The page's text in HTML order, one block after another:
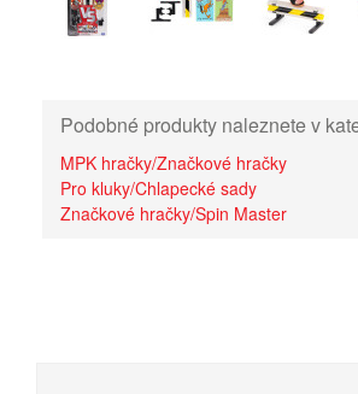
Podobné produkty naleznete v
MPK hračky/Značkové hračky
Pro kluky/Chlapecké sady
Značkové hračky/Spin Master